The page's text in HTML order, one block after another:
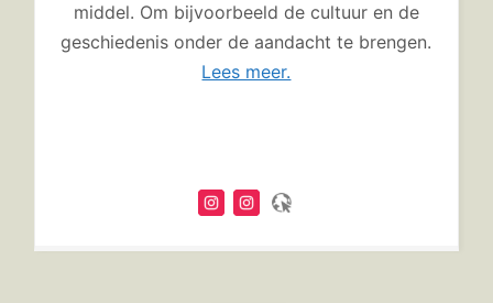
middel. Om bijvoorbeeld de cultuur en de
geschiedenis onder de aandacht te brengen.
Lees meer.